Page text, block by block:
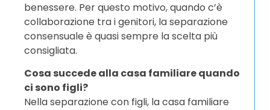
benessere. Per questo motivo, quando c’è
collaborazione tra i genitori, la separazione
consensuale è quasi sempre la scelta più
consigliata.
Cosa succede alla casa familiare quando
ci sono figli?
Nella separazione con figli, la casa familiare